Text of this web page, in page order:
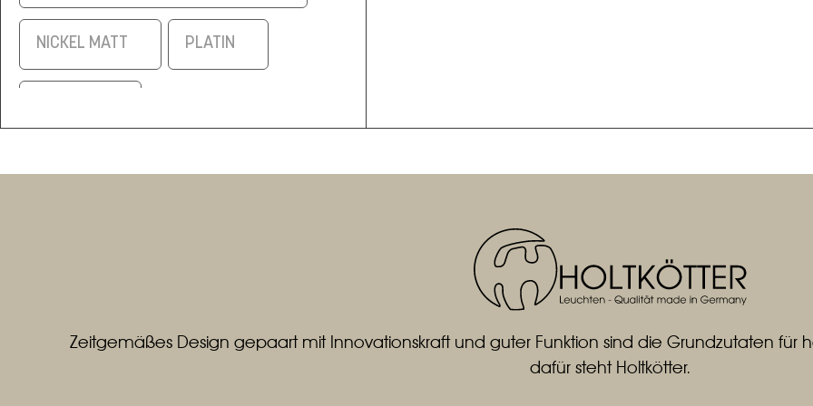
NICKEL MATT PLATIN
Zeitgemäßes Design gepaart mit Innovationskraft und guter Funktion sind die Grundzutaten für
dafür steht Holtkötter.